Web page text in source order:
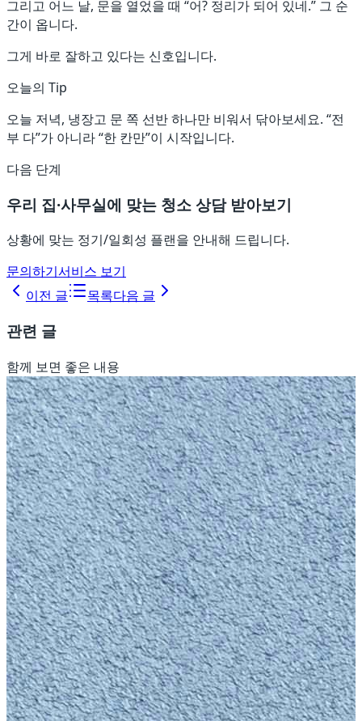
그리고 어느 날, 문을 열었을 때 “어? 정리가 되어 있네.” 그 순
간이 옵니다.
그게 바로 잘하고 있다는 신호입니다.
오늘의 Tip
오늘 저녁, 냉장고 문 쪽 선반 하나만 비워서 닦아보세요. “전
부 다”가 아니라 “한 칸만”이 시작입니다.
다음 단계
우리 집·사무실에 맞는 청소 상담 받아보기
상황에 맞는 정기/일회성 플랜을 안내해 드립니다.
문의하기서비스 보기
이전 글
목록다음 글
관련 글
함께 보면 좋은 내용